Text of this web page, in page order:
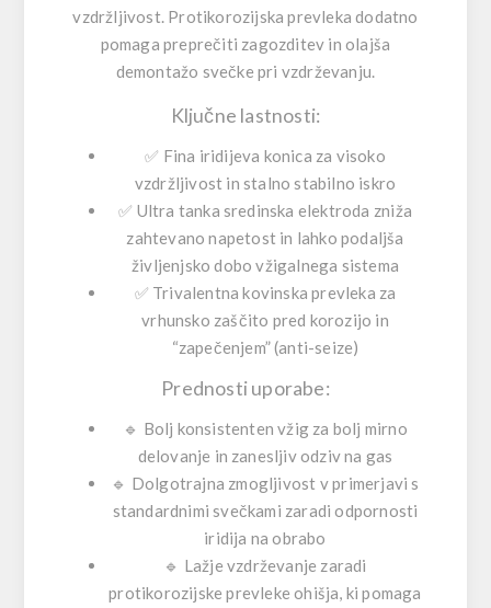
vzdržljivost. Protikorozijska prevleka dodatno
pomaga preprečiti zagozditev in olajša
demontažo svečke pri vzdrževanju.
Ključne lastnosti:
✅ Fina iridijeva konica za visoko
vzdržljivost in stalno stabilno iskro
✅ Ultra tanka sredinska elektroda zniža
zahtevano napetost in lahko podaljša
življenjsko dobo vžigalnega sistema
✅ Trivalentna kovinska prevleka za
vrhunsko zaščito pred korozijo in
“zapečenjem” (anti-seize)
Prednosti uporabe:
🔹 Bolj konsistenten vžig za bolj mirno
delovanje in zanesljiv odziv na gas
🔹 Dolgotrajna zmogljivost v primerjavi s
standardnimi svečkami zaradi odpornosti
iridija na obrabo
🔹 Lažje vzdrževanje zaradi
protikorozijske prevleke ohišja, ki pomaga